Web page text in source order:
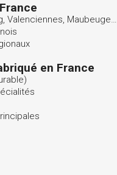
Valenciennes, Maubeuge…
en France